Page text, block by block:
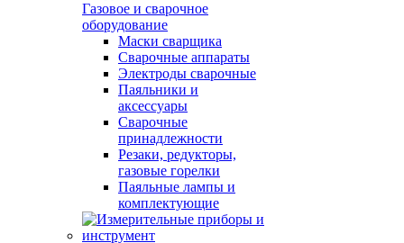
Газовое и сварочное
оборудование
Маски сварщика
Сварочные аппараты
Электроды сварочные
Паяльники и
аксессуары
Сварочные
принадлежности
Резаки, редукторы,
газовые горелки
Паяльные лампы и
комплектующие